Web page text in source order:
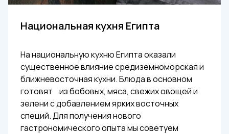
Национальная кухня Египта
На национальную кухню Египта оказали
существенное влияние средиземноморская и
ближневосточная кухни. Блюда в основном
готовят из бобовых, мяса, свежих овощей и
зелени с добавлением ярких восточных
специй. Для получения нового
гастрономического опыта мы советуем